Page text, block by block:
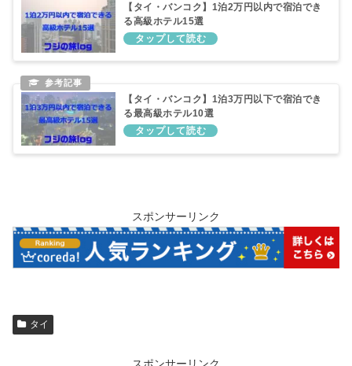
【タイ・バンコク】1泊2万円以内で宿泊でき
る高級ホテル15選
【タイ・バンコク】1泊3万円以下で宿泊でき
る最高級ホテル10選
スポンサーリンク
タイ